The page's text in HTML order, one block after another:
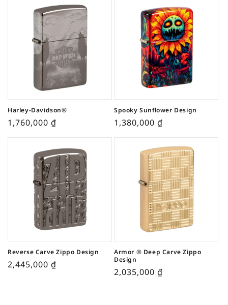
Harley-Davidson®
1,760,000 ₫
Spooky Sunflower Design
1,380,000 ₫
Reverse Carve Zippo Design
2,445,000 ₫
Armor ® Deep Carve Zippo
Design
2,035,000 ₫